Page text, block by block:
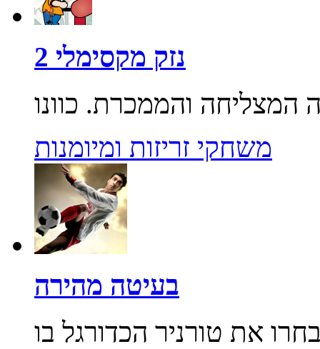
נזק מקסימלי 2
משחקי זריזות ומיומנות
בעיטה מהירה